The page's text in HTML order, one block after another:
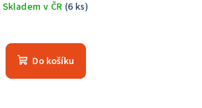
Skladem v ČR (6 ks)
hodnocení
produktu
Do košíku